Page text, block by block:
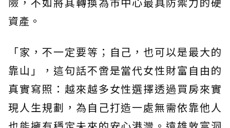
資產。
「家，不一定要等；自己，也可以是最大的
靠山」，這句話不啻是當代女性財富自由的
真實寫照：越來越多女性選擇透過買房來實
現人生規劃，為自己打造一處無需依靠他人